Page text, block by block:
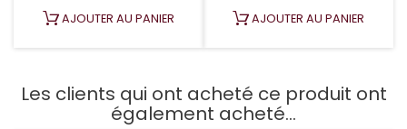
AJOUTER AU PANIER AJOUTER AU PANIER
Les clients qui ont acheté ce produit ont
également acheté...